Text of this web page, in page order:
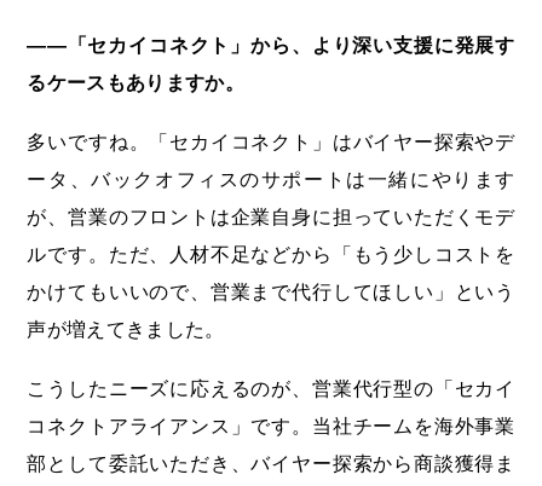
――「セカイコネクト」から、より深い支援に発展す
るケースもありますか。
多いですね。「セカイコネクト」はバイヤー探索やデ
ータ、バックオフィスのサポートは一緒にやります
が、営業のフロントは企業自身に担っていただくモデ
ルです。ただ、人材不足などから「もう少しコストを
かけてもいいので、営業まで代行してほしい」という
声が増えてきました。
こうしたニーズに応えるのが、営業代行型の「セカイ
コネクトアライアンス」です。当社チームを海外事業
部として委託いただき、バイヤー探索から商談獲得ま